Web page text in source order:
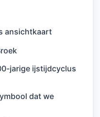
ansichtkaart
jarige ijstijdcyclus
dat we